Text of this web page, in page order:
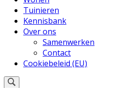
Tuinieren
Kennisbank
Over ons
Samenwerken
Contact
Cookiebeleid (EU)